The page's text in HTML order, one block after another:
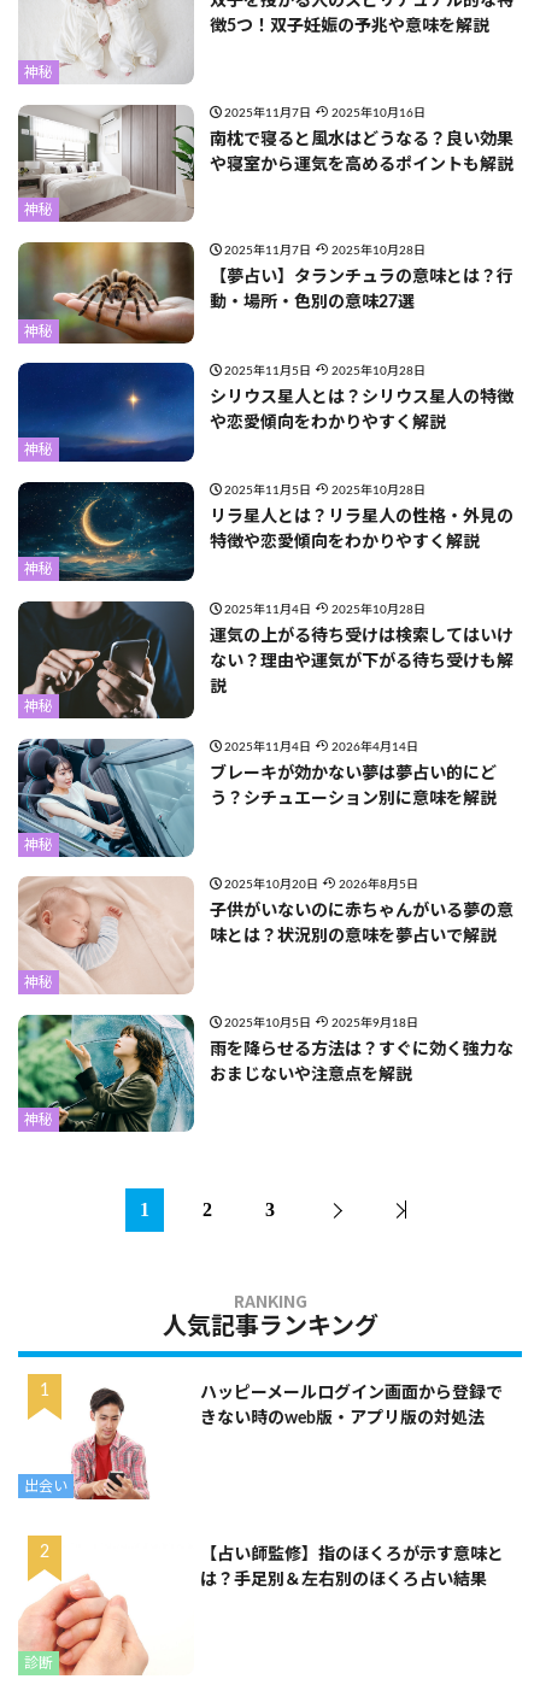
神秘
徴5つ！双子妊娠の予兆や意味を解説
神秘
2025年11月7日 2025年10月16日
南枕で寝ると風水はどうなる？良い効果
や寝室から運気を高めるポイントも解説
神秘
2025年11月7日 2025年10月28日
【夢占い】タランチュラの意味とは？行
動・場所・色別の意味27選
神秘
2025年11月5日 2025年10月28日
シリウス星人とは？シリウス星人の特徴
や恋愛傾向をわかりやすく解説
神秘
2025年11月5日 2025年10月28日
リラ星人とは？リラ星人の性格・外見の
特徴や恋愛傾向をわかりやすく解説
神秘
2025年11月4日 2025年10月28日
運気の上がる待ち受けは検索してはいけ
ない？理由や運気が下がる待ち受けも解
説
神秘
2025年11月4日 2026年4月14日
ブレーキが効かない夢は夢占い的にど
う？シチュエーション別に意味を解説
神秘
2025年10月20日 2026年8月5日
子供がいないのに赤ちゃんがいる夢の意
味とは？状況別の意味を夢占いで解説
神秘
2025年10月5日 2025年9月18日
雨を降らせる方法は？すぐに効く強力な
おまじないや注意点を解説
1 2 3
人気記事ランキング
出会い
ハッピーメールログイン画面から登録で
きない時のweb版・アプリ版の対処法
診断
【占い師監修】指のほくろが示す意味と
は？手足別＆左右別のほくろ占い結果